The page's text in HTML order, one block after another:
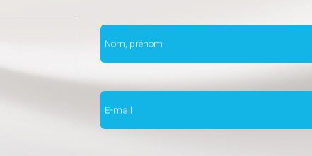
Nom, prénom
E-mail